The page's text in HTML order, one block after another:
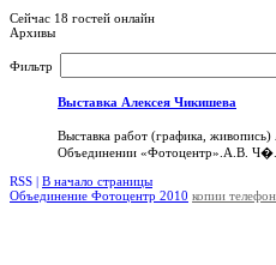
Сейчас 18 гостей онлайн
Архивы
Фильтр
Выставка Алексея Чикишева
Выставка работ (графика,
Объединении «Фотоцентр».А.В. Ч�...
RSS | В начало страницы
Объединение Фотоцентр 2010 копии